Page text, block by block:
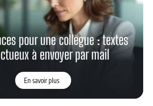
pour une collègue : textes
à envoyer par mail
En savoir plus